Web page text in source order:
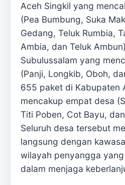
Aceh Singkil yang
(Pea Bumbung, Suka
Gedang, Teluk Rumbia,
Ambia, dan Teluk
Subulussalam yang
(Panji, Longkib, Oboh,
655 paket di Kabupaten
mencakup empat desa
Titi Poben, Cot Bayu,
Seluruh desa tersebut
langsung dengan
wilayah penyangga
dalam menjaga